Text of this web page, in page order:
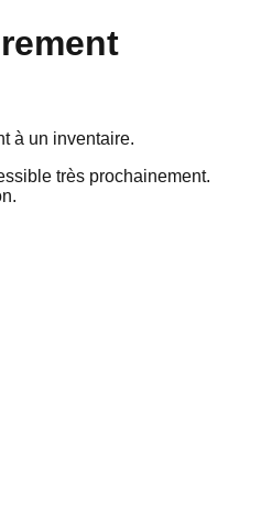
à un inventaire.
très prochainement.